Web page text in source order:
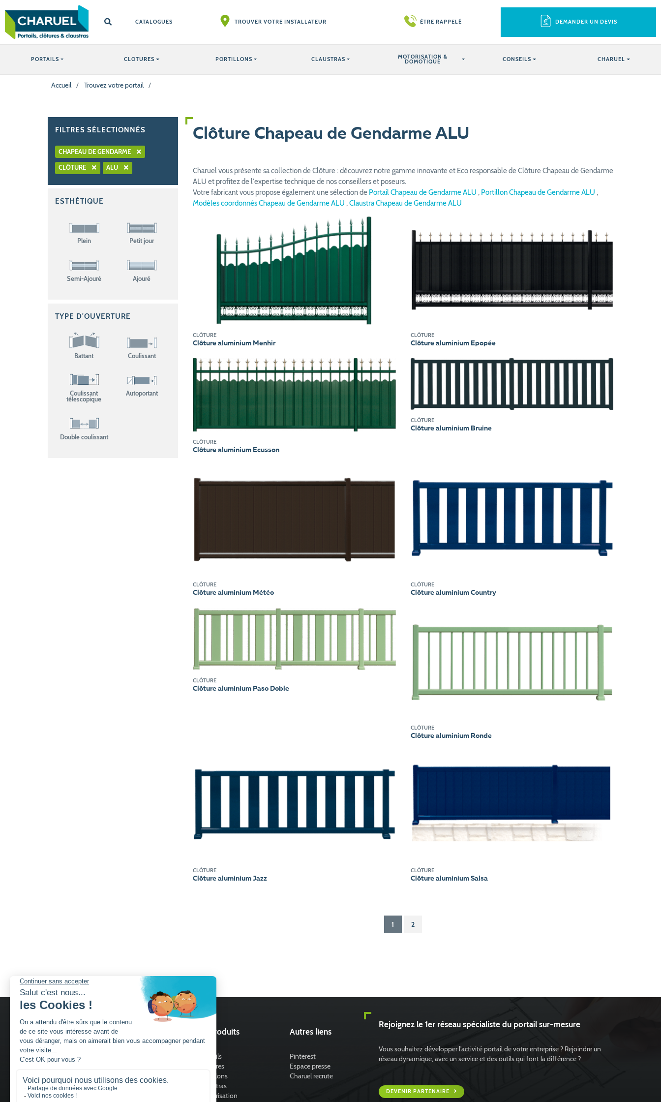
CATALOGUES TROUVER VOTRE INSTALLATEUR ÊTRE RAPPELÉ DEMANDER UN DEVIS
PORTAILS CLOTURES PORTILLONS CLAUSTRAS MOTORISATION &
DOMOTIQUE CONSEILS CHARUEL
Accueil / Trouvez votre portail /
FILTRES SÉLECTIONNÉS
CHAPEAU DE GENDARME
CLÔTURE ALU
ESTHÉTIQUE
Plein Petit jour
Semi-Ajouré Ajouré
TYPE D'OUVERTURE
Battant Coulissant
Coulissant
télescopique
Autoportant
Double coulissant
Clôture Chapeau de Gendarme ALU
Charuel vous présente sa collection de Clôture : découvrez notre gamme innovante et Eco responsable de Clôture Chapeau de Gendarme
ALU et profitez de l'expertise technique de nos conseillers et poseurs.
Votre fabricant vous propose également une sélection de Portail Chapeau de Gendarme ALU , Portillon Chapeau de Gendarme ALU ,
Modèles coordonnés Chapeau de Gendarme ALU ,Claustra Chapeau de Gendarme ALU
CLÔTURE
Clôture aluminium Menhir
CLÔTURE
Clôture aluminium Epopée
CLÔTURE
Clôture aluminium Ecusson
CLÔTURE
Clôture aluminium Bruine
CLÔTURE
Clôture aluminium Météo
CLÔTURE
Clôture aluminium Country
CLÔTURE
Clôture aluminium Paso Doble
CLÔTURE
Clôture aluminium Ronde
CLÔTURE
Clôture aluminium Jazz
CLÔTURE
Clôture aluminium Salsa
1 2
Nos services
Découvrir Charuel
Trouver un installateur
Nos produits
Portails
Clôtures
Portillons
Claustras
Motorisation
Autres liens
Pinterest
Espace presse
Charuel recrute
Rejoignez le 1er réseau spécialiste du portail sur-mesure
Vous souhaitez développer l'activité portail de votre entreprise ? Rejoindre un
réseau dynamique, avec un service et des outils qui font la différence ?
DEVENIR PARTENAIRE